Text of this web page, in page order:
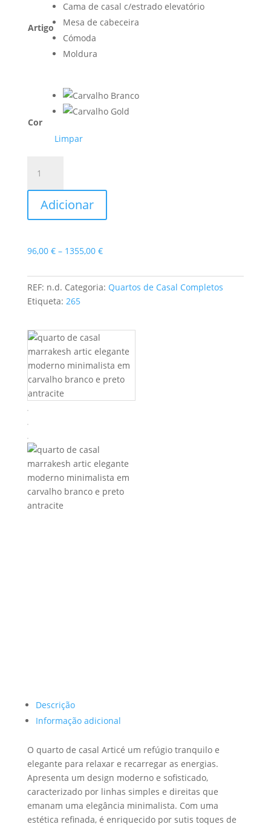
Artigo
Cama de casal c/estrado elevatório
Mesa de cabeceira
Cómoda
Moldura
Cor
Limpar
Quarto
Casal
1
Adicionar
96,00 € – 1355,00 €Price
96,00 €
through
REF: n.d. Categoria: Quartos de Casal Completos
Etiqueta: 265
Descrição
Informação adicional
O quarto de casal Articé um refúgio tranquilo e
elegante para relaxar e recarregar as energias.
Apresenta um design moderno e sofisticado,
caracterizado por linhas simples e direitas que
emanam uma elegância minimalista. Com uma
estética refinada, é enriquecido por sutis toques de